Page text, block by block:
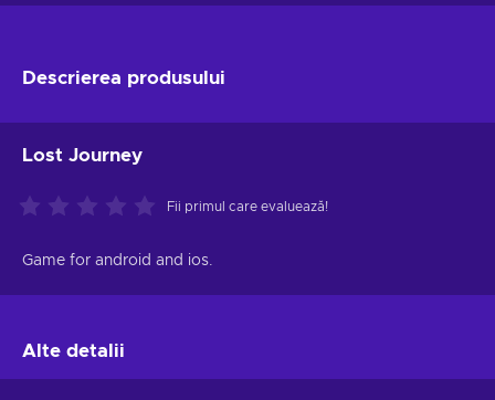
Descrierea produsului
Lost Journey
Fii primul care evaluează!
Game for android and ios.
Alte detalii